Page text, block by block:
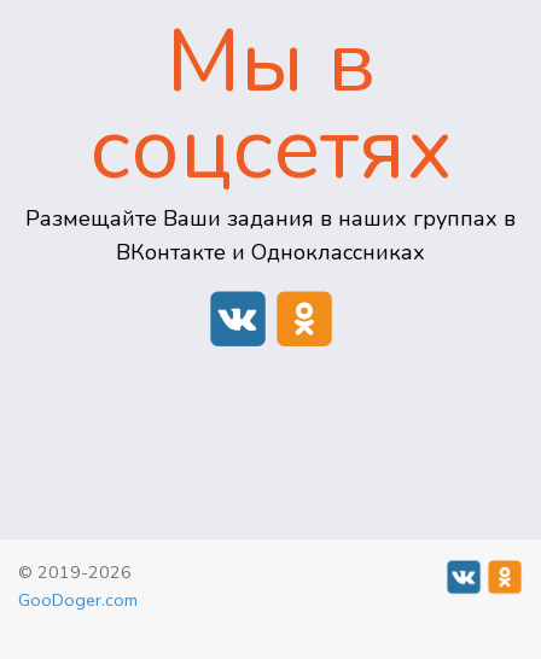
Мы в
соцсетях
Размещайте Ваши задания в наших группах в
ВКонтакте и Одноклассниках
© 2019-2026
GooDoger.com